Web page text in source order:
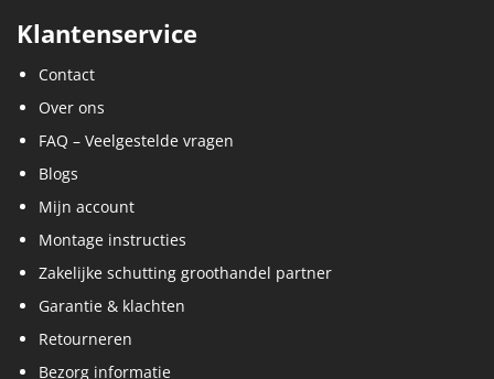
Blogs
Mijn account
Montage instructies
Zakelijke schutting groothandel partner
Garantie & klachten
Retourneren
Bezorg informatie
Vacatures